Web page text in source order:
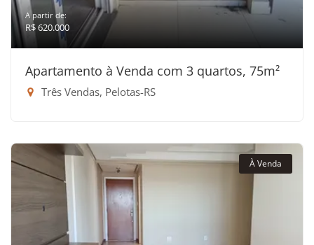
A partir de:
R$ 620.000
Apartamento à Venda com 3 quartos, 75m²
Três Vendas, Pelotas-RS
À Venda